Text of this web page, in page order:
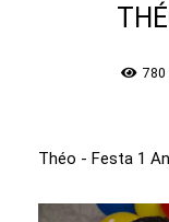
780
Théo - Festa 1